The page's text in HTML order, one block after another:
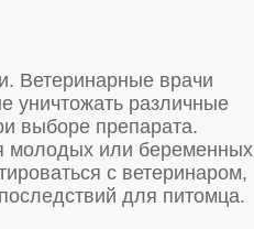
Ветеринарные врачи
уничтожать различные
выборе препарата.
молодых или беременных
с ветеринаром,
для питомца.